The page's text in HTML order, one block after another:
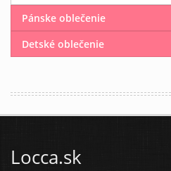
Pánske oblečenie
Detské oblečenie
Locca.sk